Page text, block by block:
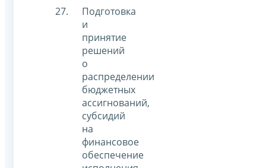
Подготовка
и
принятие
решений
о
распределении
бюджетных
ассигнований,
субсидий
на
финансовое
обеспечение